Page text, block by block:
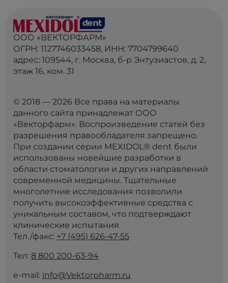
ООО «ВЕКТОРФАРМ»
ОГРН: 1127746033458, ИНН: 7704799640
адрес: 109544, г. Москва, б-р Энтузиастов, д. 2,
этаж 16, ком. 31
© 2018 — 2026 Все права на материалы
данного сайта принадлежат ООО
«Векторфарм». Воспроизведение статей без
разрешения правообладателя запрещено.
При создании серии MEXIDOL® dent были
использованы новейшие разработки в
области стоматологии и других направлений
современной медицины. Тщательные
многолетние исследования позволили
получить высокоэффективные средства с
уникальным составом, что подтверждают
клинические испытания.
Тел./факс: +7 (495) 626-47-55
Тел: 8 800 200-63-94
e-mail: info@Vektorpharm.ru